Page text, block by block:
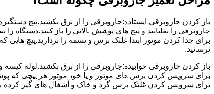
باز کردن جاروبرقی ایستاده:جاروبرقی را از برق بکشید.پیچ
جاروبرقی را بغلتانید و پیچ های پوشش بالایی را باز کنید.دستگاه
برای جدا کردن موتور ابتدا غلتک برس و تسمه را بردارید.پیچ
نرسانید.
باز کردن جاروبرقی خوابیده:جاروبرقی را از برق بکشید.لوله کیسه و
برای سرویس کردن برس های موتور و یا خود موتور هر پیچی که
برای سرویس کردن غلتک برس گرد و خاک و آشغال های گیر کرده به آن